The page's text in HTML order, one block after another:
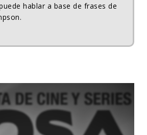
hablar a base de frases de